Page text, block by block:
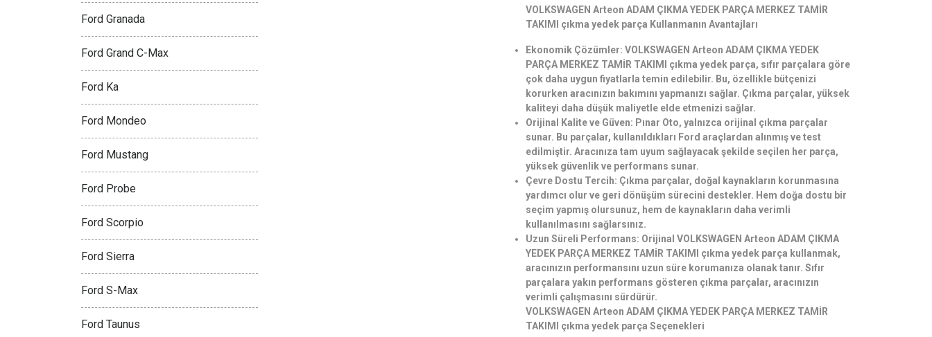
VOLKSWAGEN Arteon ADAM ÇIKMA YEDEK PARÇA MERKEZ TAMİR
TAKIMI çıkma yedek parça Kullanmanın Avantajları
Ekonomik Çözümler: VOLKSWAGEN Arteon ADAM ÇIKMA YEDEK
PARÇA MERKEZ TAMİR TAKIMI çıkma yedek parça, sıfır parçalara göre
çok daha uygun fiyatlarla temin edilebilir. Bu, özellikle bütçenizi
korurken aracınızın bakımını yapmanızı sağlar. Çıkma parçalar, yüksek
kaliteyi daha düşük maliyetle elde etmenizi sağlar.
Orijinal Kalite ve Güven: Pınar Oto, yalnızca orijinal çıkma parçalar
sunar. Bu parçalar, kullanıldıkları Ford araçlardan alınmış ve test
edilmiştir. Aracınıza tam uyum sağlayacak şekilde seçilen her parça,
yüksek güvenlik ve performans sunar.
Çevre Dostu Tercih: Çıkma parçalar, doğal kaynakların korunmasına
yardımcı olur ve geri dönüşüm sürecini destekler. Hem doğa dostu bir
seçim yapmış olursunuz, hem de kaynakların daha verimli
kullanılmasını sağlarsınız.
Uzun Süreli Performans: Orijinal VOLKSWAGEN Arteon ADAM ÇIKMA
YEDEK PARÇA MERKEZ TAMİR TAKIMI çıkma yedek parça kullanmak,
aracınızın performansını uzun süre korumanıza olanak tanır. Sıfır
parçalara yakın performans gösteren çıkma parçalar, aracınızın
verimli çalışmasını sürdürür.
VOLKSWAGEN Arteon ADAM ÇIKMA YEDEK PARÇA MERKEZ TAMİR
TAKIMI çıkma yedek parça Seçenekleri
Ford Granada
Ford Grand C-Max
Ford Ka
Ford Mondeo
Ford Mustang
Ford Probe
Ford Scorpio
Ford Sierra
Ford S-Max
Ford Taunus